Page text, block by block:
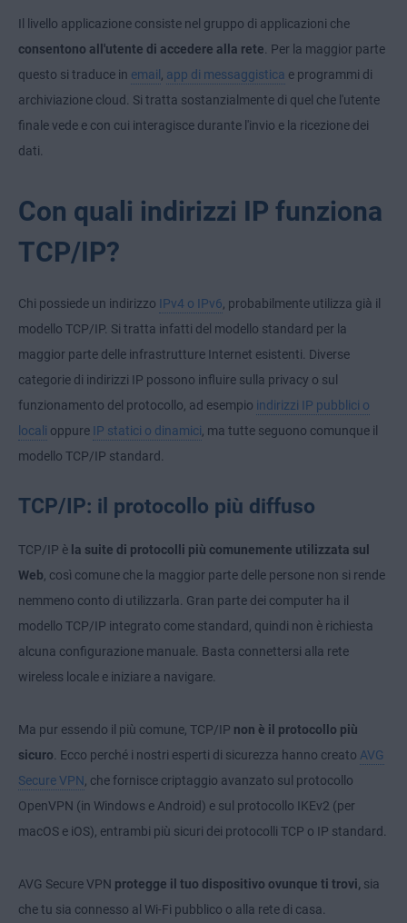
Il livello applicazione consiste nel gruppo di applicazioni che
consentono all'utente di accedere alla rete. Per la maggior parte
questo si traduce in email , app di messaggistica e programmi di
archiviazione cloud. Si tratta sostanzialmente di quel che l'utente
finale vede e con cui interagisce durante l'invio e la ricezione dei
dati.
Con quali indirizzi IP funziona
TCP/IP?
Chi possiede un indirizzo IPv4 o IPv6, probabilmente utilizza già il
modello TCP/IP. Si tratta infatti del modello standard per la
maggior parte delle infrastrutture Internet esistenti. Diverse
categorie di indirizzi IP possono influire sulla privacy o sul
funzionamento del protocollo, ad esempio indirizzi IP pubblici o
locali oppure IP statici o dinamici, ma tutte seguono comunque il
modello TCP/IP standard.
TCP/IP: il protocollo più diffuso
TCP/IP è la suite di protocolli più comunemente utilizzata sul
Web, così comune che la maggior parte delle persone non si rende
nemmeno conto di utilizzarla. Gran parte dei computer ha il
modello TCP/IP integrato come standard, quindi non è richiesta
alcuna configurazione manuale. Basta connettersi alla rete
wireless locale e iniziare a navigare.
Ma pur essendo il più comune, TCP/IP non è il protocollo più
sicuro. Ecco perché i nostri esperti di sicurezza hanno creato AVG
Secure VPN, che fornisce criptaggio avanzato sul protocollo
OpenVPN (in Windows e Android) e sul protocollo IKEv2 (per
macOS e iOS), entrambi più sicuri dei protocolli TCP o IP standard.
AVG Secure VPN protegge il tuo dispositivo ovunque ti trovi, sia
che tu sia connesso al Wi-Fi pubblico o alla rete di casa.